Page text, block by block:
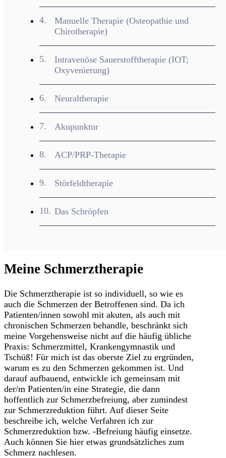
Manuelle Therapie (Osteopathie und
Chirotherapie)
Intravenöse Sauerstofftherapie (IOT;
Oxyvenierung)
Neuraltherapie
Akupunktur
ACP/PRP-Therapie
Störfeldtherapie
Das Schröpfen
Meine Schmerztherapie
Die Schmerztherapie ist so individuell, so wie es
auch die Schmerzen der Betroffenen sind. Da ich
Patienten/innen sowohl mit akuten, als auch mit
chronischen Schmerzen behandle, beschränkt sich
meine Vorgehensweise nicht auf die häufig übliche
Praxis: Schmerzmittel, Krankengymnastik und
Tschüß! Für mich ist das oberste Ziel zu ergründen,
warum es zu den Schmerzen gekommen ist. Und
darauf aufbauend, entwickle ich gemeinsam mit
der/m Patienten/in eine Strategie, die dann
hoffentlich zur Schmerzbefreiung, aber zumindest
zur Schmerzreduktion führt. Auf dieser Seite
beschreibe ich, welche Verfahren ich zur
Schmerzreduktion bzw. -Befreiung häufig einsetze.
Auch können Sie hier etwas grundsätzliches zum
Schmerz nachlesen.